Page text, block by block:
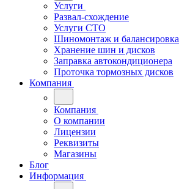
Услуги
Развал-схождение
Услуги СТО
Шиномонтаж и балансировка
Хранение шин и дисков
Заправка автокондиционера
Проточка тормозных дисков
Компания
Компания
О компании
Лицензии
Реквизиты
Магазины
Блог
Информация